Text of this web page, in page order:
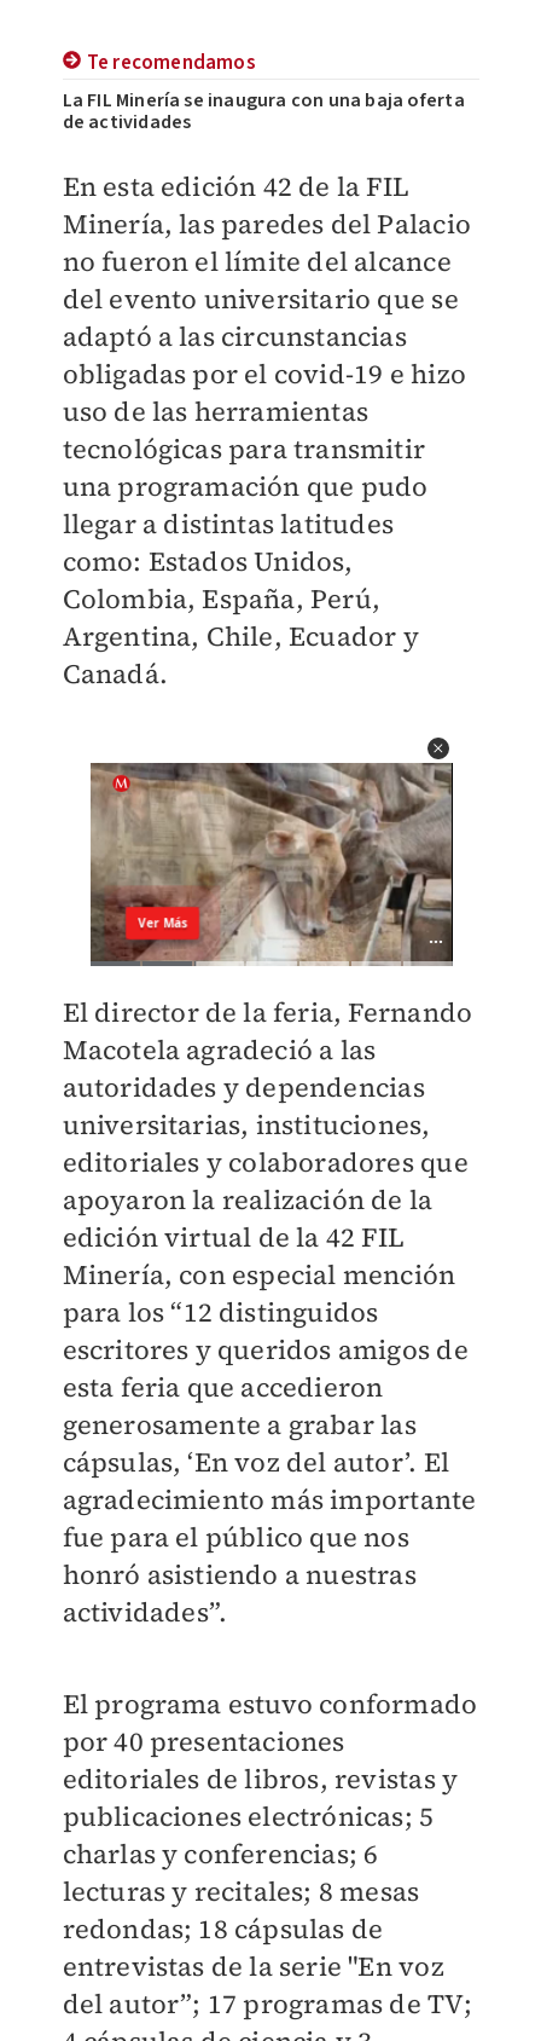
Te recomendamos
La FIL Minería se inaugura con una baja oferta
de actividades
En esta edición 42 de la FIL
Minería, las paredes del Palacio
no fueron el límite del alcance
del evento universitario que se
adaptó a las circunstancias
obligadas por el covid-19 e hizo
uso de las herramientas
tecnológicas para transmitir
una programación que pudo
llegar a distintas latitudes
como: Estados Unidos,
Colombia, España, Perú,
Argentina, Chile, Ecuador y
Canadá.
El director de la feria, Fernando
Macotela agradeció a las
autoridades y dependencias
universitarias, instituciones,
editoriales y colaboradores que
apoyaron la realización de la
edición virtual de la 42 FIL
Minería, con especial mención
para los “12 distinguidos
escritores y queridos amigos de
esta feria que accedieron
generosamente a grabar las
cápsulas, ‘En voz del autor’. El
agradecimiento más importante
fue para el público que nos
honró asistiendo a nuestras
actividades”.
El programa estuvo conformado
por 40 presentaciones
editoriales de libros, revistas y
publicaciones electrónicas; 5
charlas y conferencias; 6
lecturas y recitales; 8 mesas
redondas; 18 cápsulas de
entrevistas de la serie "En voz
del autor”; 17 programas de TV;